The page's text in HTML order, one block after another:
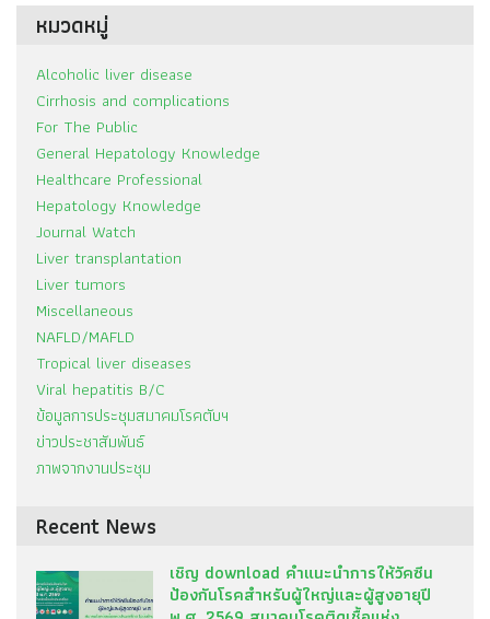
หมวดหมู่
Alcoholic liver disease
Cirrhosis and complications
For The Public
General Hepatology Knowledge
Healthcare Professional
Hepatology Knowledge
Journal Watch
Liver transplantation
Liver tumors
Miscellaneous
NAFLD/MAFLD
Tropical liver diseases
Viral hepatitis B/C
ข้อมูลการประชุมสมาคมโรคตับฯ
ข่าวประชาสัมพันธ์
ภาพจากงานประชุม
Recent News
เชิญ download คำแนะนำการให้วัคซีน
ป้องกันโรคสำหรับผู้ใหญ่และผู้สูงอายุปี